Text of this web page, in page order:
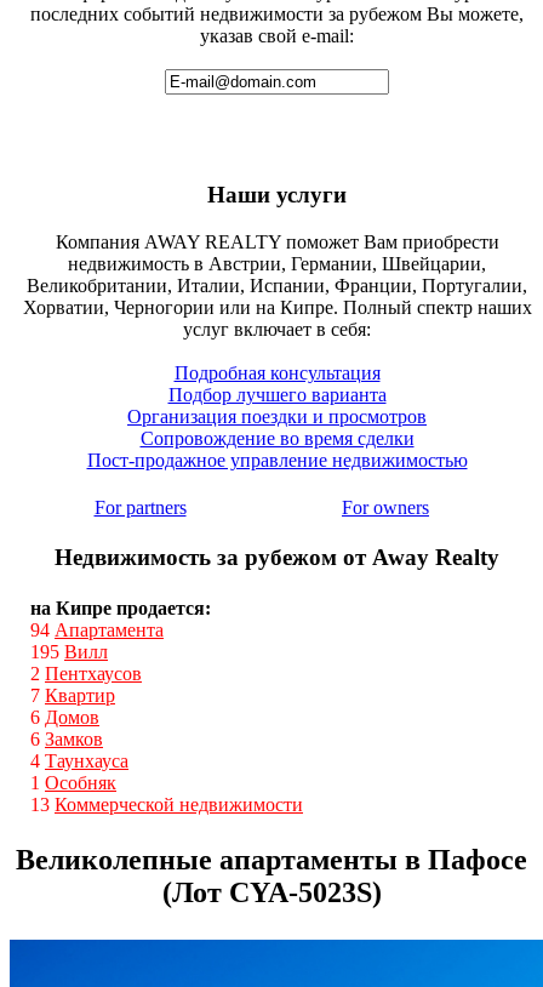
последних событий недвижимости за рубежом Вы можете,
указав свой e-mail:
Наши услуги
Компания AWAY REALTY поможет Вам приобрести
недвижимость в Австрии, Германии, Швейцарии,
Великобритании, Италии, Испании, Франции, Португалии,
Хорватии, Черногории или на Кипре. Полный спектр наших
услуг включает в себя:
Подробная консультация
Подбор лучшего варианта
Организация поездки и просмотров
Сопровождение во время сделки
Пост-продажное управление недвижимостью
For partners For owners
Недвижимость за рубежом от Away Realty
на Кипре продается:
94 Апартамента
195 Вилл
2 Пентхаусов
7 Квартир
6 Домов
6 Замков
4 Таунхауса
1 Особняк
13 Коммерческой недвижимости
Великолепные апартаменты в Пафосе
(Лот CYA-5023S)